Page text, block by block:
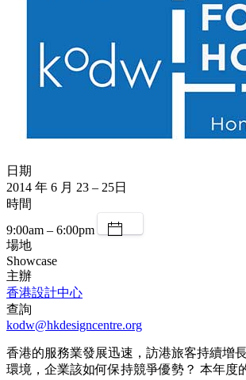
日期
2014 年 6 月 23 – 25日
時間
9:00am – 6:00pm
場地
Showcase
主辦
香港設計中心
查詢
kodw@hkdesigncentre.org
香港的服務業發展迅速，訪港旅客持續增
環境，企業該如何保持競爭優勢？ 本年度